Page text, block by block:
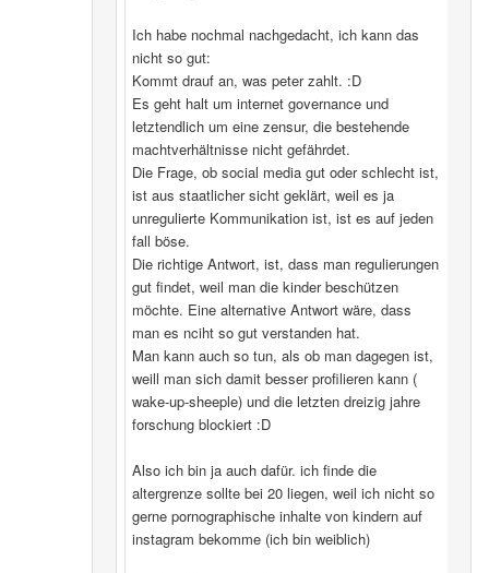
Ich habe nochmal nachgedacht, ich kann das
nicht so gut:
Kommt drauf an, was peter zahlt. :D
Es geht halt um internet governance und
letztendlich um eine zensur, die bestehende
machtverhältnisse nicht gefährdet.
Die Frage, ob social media gut oder schlecht ist,
ist aus staatlicher sicht geklärt, weil es ja
unregulierte Kommunikation ist, ist es auf jeden
fall böse.
Die richtige Antwort, ist, dass man regulierungen
gut findet, weil man die kinder beschützen
möchte. Eine alternative Antwort wäre, dass
man es nciht so gut verstanden hat.
Man kann auch so tun, als ob man dagegen ist,
weill man sich damit besser profilieren kann (
wake-up-sheeple) und die letzten dreizig jahre
forschung blockiert :D
Also ich bin ja auch dafür. ich finde die
altergrenze sollte bei 20 liegen, weil ich nicht so
gerne pornographische inhalte von kindern auf
instagram bekomme (ich bin weiblich)